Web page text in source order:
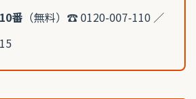
番 （無料）☎ 0120-007-110 ／